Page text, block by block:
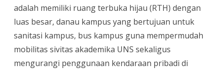
adalah memiliki ruang terbuka hijau (RTH) dengan
luas besar, danau kampus yang bertujuan untuk
sanitasi kampus, bus kampus guna mempermudah
mobilitas sivitas akademika UNS sekaligus
mengurangi penggunaan kendaraan pribadi di